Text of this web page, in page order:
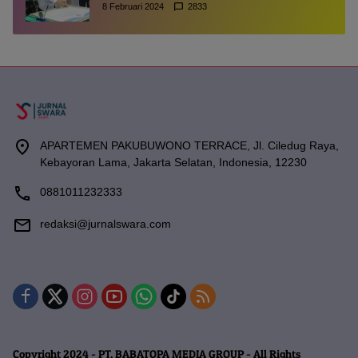
8 Februari 2024 2833
APARTEMEN PAKUBUWONO TERRACE, Jl. Ciledug Raya,
Kebayoran Lama, Jakarta Selatan, Indonesia, 12230
0881011232333
redaksi@jurnalswara.com
Copyright 2024 - PT. BABATOPA MEDIA GROUP - All Rights